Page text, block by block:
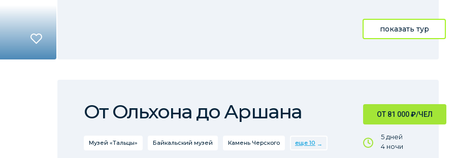
показать тур
ОТ 81 000₽/ЧЕЛ
5 дней
4 ночи
От Ольхона до Аршана
Музей «Тальцы» Байкальский музей Камень Черского еще 10